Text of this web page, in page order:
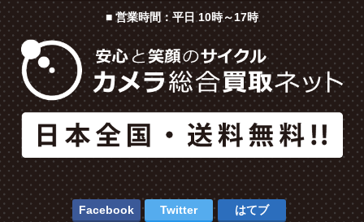
■ 営業時間：平日 10時～17時
Facebook Twitter はてブ